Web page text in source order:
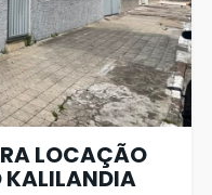
LOCAÇÃO
KALILANDIA